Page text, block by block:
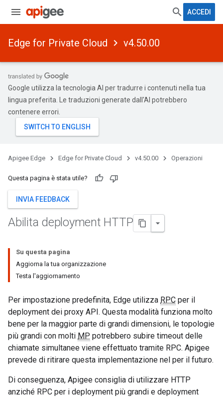
ACCEDI
Edge for Private Cloud v4.50.00
Google utilizza la tecnologia AI per tradurre i contenuti nella tua
lingua preferita. Le traduzioni generate dall'AI potrebbero
contenere errori.
Apigee Edge Edge for Private Cloud v4.50.00 Operazioni
Questa pagina è stata utile?
INVIA FEEDBACK
Abilita deployment HTTP
Su questa pagina
Aggiorna la tua organizzazione
Testa l'aggiornamento
Per impostazione predefinita, Edge utilizza RPC per il
deployment dei proxy API. Questa modalità funziona molto
bene per la maggior parte di grandi dimensioni, le topologie
più grandi con molti MP potrebbero subire timeout delle
chiamate simultanee viene effettuato tramite RPC. Apigee
prevede di ritirare questa implementazione nel per il futuro.
Di conseguenza, Apigee consiglia di utilizzare HTTP
anziché RPC per i deployment più grandi e deployment